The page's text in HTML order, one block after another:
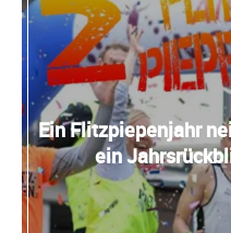
Ein Flitzpiepenjahr
ein